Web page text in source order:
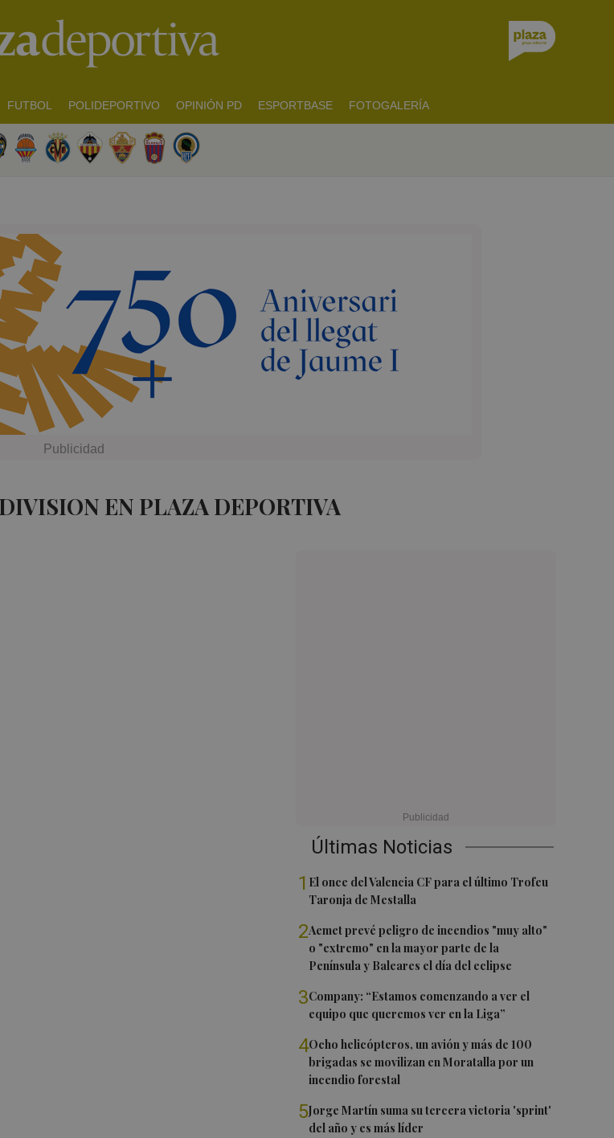
FUTBOL POLIDEPORTIVO OPINIÓN PD ESPORTBASE FOTOGALERÍA
EN PLAZA DEPORTIVA
Últimas Noticias
1 El once del Valencia CF para el último Trofeu
Taronja de Mestalla
2Aemet prevé peligro de incendios "muy alto"
o "extremo" en la mayor parte de la
Península y Baleares el día del eclipse
3Company: “Estamos comenzando a ver el
equipo que queremos ver en la Liga”
4Ocho helicópteros, un avión y más de 100
brigadas se movilizan en Moratalla por un
incendio forestal
5Jorge Martín suma su tercera victoria 'sprint'
del año y es más líder